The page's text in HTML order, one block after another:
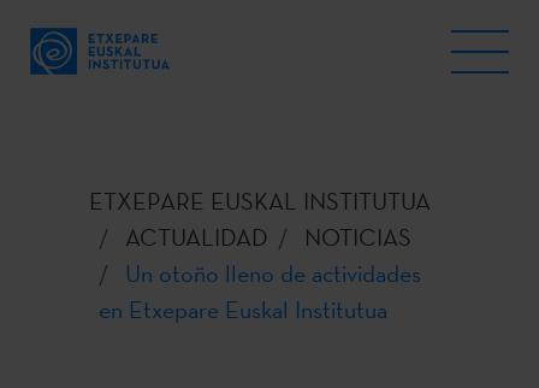
ETXEPARE EUSKAL INSTITUTUA
ACTUALIDAD
NOTICIAS
Un otoño lleno de actividades
en Etxepare Euskal Institutua